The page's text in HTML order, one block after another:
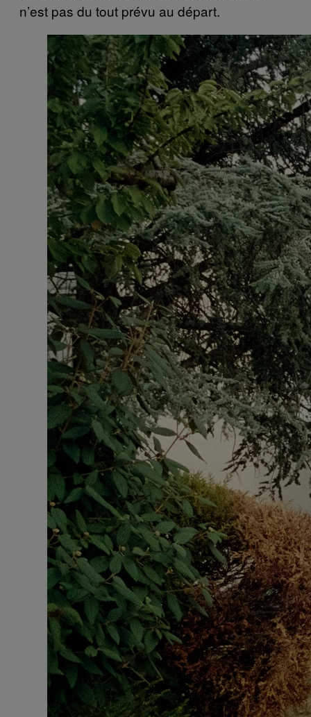
n’est pas du tout prévu au départ.